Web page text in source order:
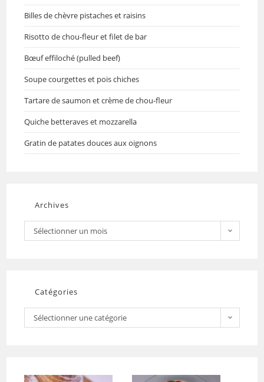
Billes de chèvre pistaches et raisins
Risotto de chou-fleur et filet de bar
Bœuf effiloché (pulled beef)
Soupe courgettes et pois chiches
Tartare de saumon et crème de chou-fleur
Quiche betteraves et mozzarella
Gratin de patates douces aux oignons
Archives
Sélectionner un mois
Catégories
Sélectionner une catégorie